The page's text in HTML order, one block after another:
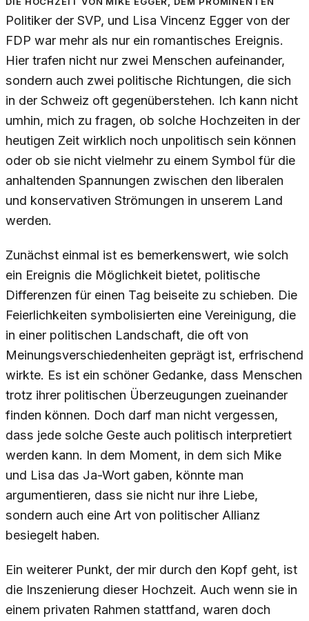
Politiker der SVP, und Lisa Vincenz Egger von der
FDP war mehr als nur ein romantisches Ereignis.
Hier trafen nicht nur zwei Menschen aufeinander,
sondern auch zwei politische Richtungen, die sich
in der Schweiz oft gegenüberstehen. Ich kann nicht
umhin, mich zu fragen, ob solche Hochzeiten in der
heutigen Zeit wirklich noch unpolitisch sein können
oder ob sie nicht vielmehr zu einem Symbol für die
anhaltenden Spannungen zwischen den liberalen
und konservativen Strömungen in unserem Land
werden.
Zunächst einmal ist es bemerkenswert, wie solch
ein Ereignis die Möglichkeit bietet, politische
Differenzen für einen Tag beiseite zu schieben. Die
Feierlichkeiten symbolisierten eine Vereinigung, die
in einer politischen Landschaft, die oft von
Meinungsverschiedenheiten geprägt ist, erfrischend
wirkte. Es ist ein schöner Gedanke, dass Menschen
trotz ihrer politischen Überzeugungen zueinander
finden können. Doch darf man nicht vergessen,
dass jede solche Geste auch politisch interpretiert
werden kann. In dem Moment, in dem sich Mike
und Lisa das Ja-Wort gaben, könnte man
argumentieren, dass sie nicht nur ihre Liebe,
sondern auch eine Art von politischer Allianz
besiegelt haben.
Ein weiterer Punkt, der mir durch den Kopf geht, ist
die Inszenierung dieser Hochzeit. Auch wenn sie in
einem privaten Rahmen stattfand, waren doch